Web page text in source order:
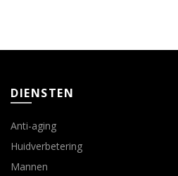
DIENSTEN
Anti-aging
Huidverbetering
Mannen